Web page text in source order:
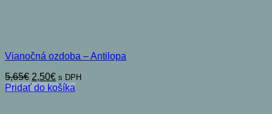
Vianočná ozdoba – Antilopa
5,65€ Pôvodná
cena
2,50€Aktuálna
cena
s DPH
Pridať do košíka